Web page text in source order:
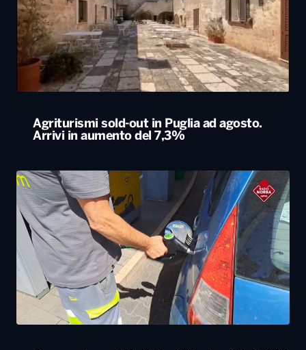
Agriturismi sold-out in Puglia ad agosto.
Arrivi in aumento del 7,3%